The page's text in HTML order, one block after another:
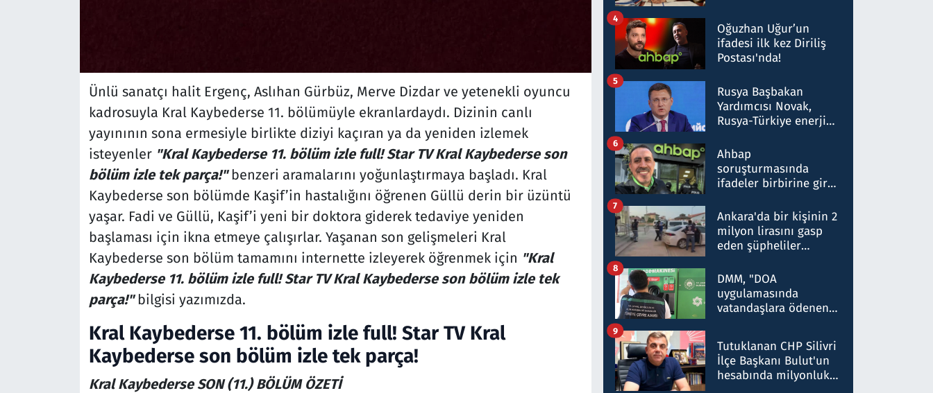
Ünlü sanatçı halit Ergenç, Aslıhan Gürbüz, Merve Dizdar ve yetenekli oyuncu
kadrosuyla Kral Kaybederse 11. bölümüyle ekranlardaydı. Dizinin canlı
yayınının sona ermesiyle birlikte diziyi kaçıran ya da yeniden izlemek
isteyenler "Kral Kaybederse 11. bölüm izle full! Star TV Kral Kaybederse son
bölüm izle tek parça!"benzeri aramalarını yoğunlaştırmaya başladı. Kral
Kaybederse son bölümde Kaşif’in hastalığını öğrenen Güllü derin bir üzüntü
yaşar. Fadi ve Güllü, Kaşif’i yeni bir doktora giderek tedaviye yeniden
başlaması için ikna etmeye çalışırlar. Yaşanan son gelişmeleri Kral
Kaybederse son bölüm tamamını internette izleyerek öğrenmek için "Kral
Kaybederse 11. bölüm izle full! Star TV Kral Kaybederse son bölüm izle tek
parça!"bilgisi yazımızda.
Kral Kaybederse 11. bölüm izle full! Star TV Kral
Kaybederse son bölüm izle tek parça!
Kral Kaybederse SON (11.) BÖLÜM ÖZETİ
Oğuzhan Uğur’un
ifadesi ilk kez Diriliş
Postası'nda!
4
Rusya Başbakan
Yardımcısı Novak,
Rusya-Türkiye enerji
nitelikte olduğunu
belirtti
5
Ahbap
soruşturmasında
ifadeler birbirine girdi:
ifadelerinden ortaya
çıkan tablo şok etti
6
Ankara'da bir kişinin 2
milyon lirasını gasp
eden şüpheliler
7
DMM, "DOA
uygulamasında
vatandaşlara ödenen
düşürüldüğü" iddiasını
yalanladı
8
Tutuklanan CHP Silivri
İlçe Başkanı Bulut'un
hesabında milyonluk
9